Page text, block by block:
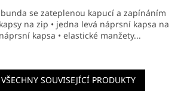
se zateplenou kapucí a zapínáním
na zip • jedna levá náprsní kapsa na
kapsa • elastické manžety...
SOUVISEJÍCÍ PRODUKTY